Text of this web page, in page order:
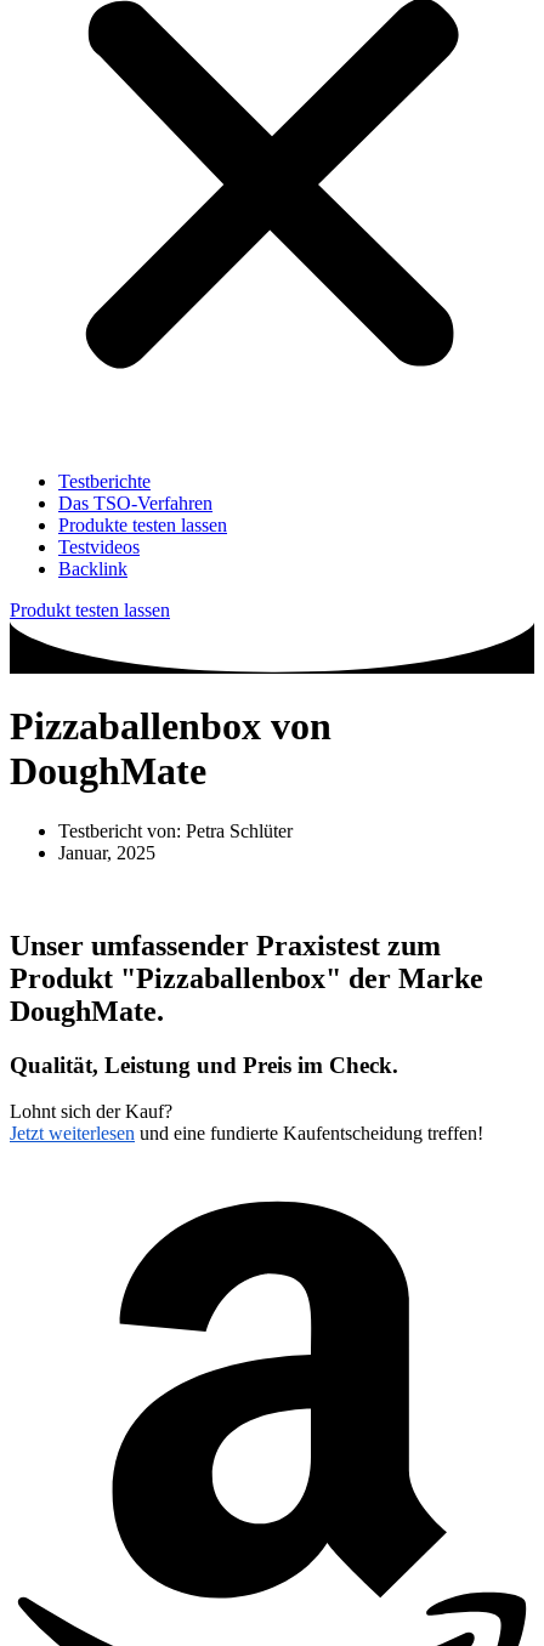
Testberichte
Das TSO-Verfahren
Produkte testen lassen
Testvideos
Backlink
Produkt testen lassen
Pizzaballenbox von
DoughMate
Testbericht von: Petra Schlüter
Januar, 2025
Unser umfassender Praxistest zum
Produkt "Pizzaballenbox" der Marke
DoughMate.
Qualität, Leistung und Preis im Check.
Lohnt sich der Kauf?
Jetzt weiterlesen und eine fundierte Kaufentscheidung treffen!